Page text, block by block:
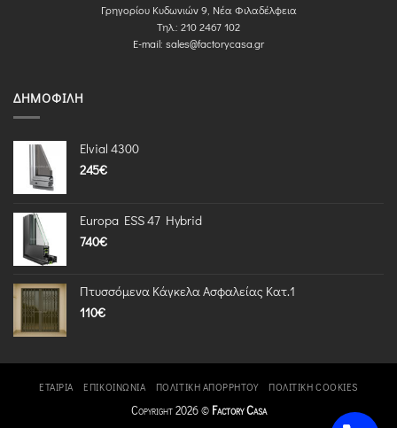
Γρηγορίου Κυδωνιών 9, Νέα Φιλαδέλφεια
Τηλ.: 210 2467 102
E-mail: sales@factorycasa.gr
ΔΗΜΟΦΙΛΉ
Elvial 4300
245€
Europa ESS 47 Hybrid
740€
Πτυσσόμενα Κάγκελα Ασφαλείας Κατ.1
110€
ΕΤΑΙΡΊΑ ΕΠΙΚΟΙΝΩΝΊΑ ΠΟΛΙΤΙΚΉ ΑΠΟΡΡΉΤΟΥ ΠΟΛΙΤΙΚΉ COOKIES
Copyright 2026 © Factory Casa